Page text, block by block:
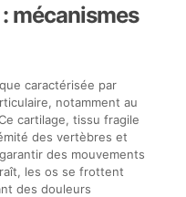
mécanismes
caractérisée par
notamment au
cartilage, tissu fragile
des vertèbres et
des mouvements
les os se frottent
des douleurs